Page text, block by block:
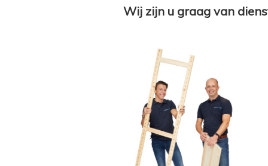
Wij zijn u graag van